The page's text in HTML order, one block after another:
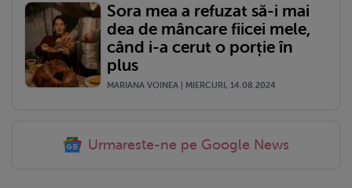
Sora mea a refuzat să-i mai
dea de mâncare fiicei mele,
când i-a cerut o porție în
plus
MARIANA VOINEA | MIERCURI, 14.08.2024
Urmareste-ne pe Google News